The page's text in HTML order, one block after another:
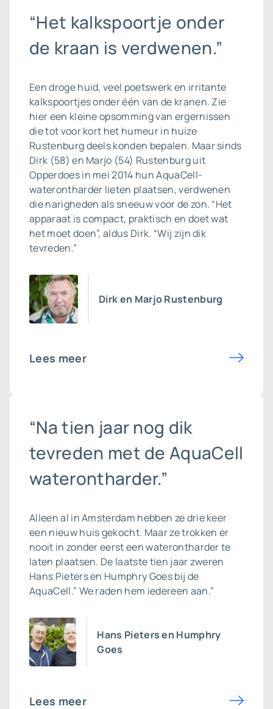
“Het kalkspoortje onder
de kraan is verdwenen.”
Een droge huid, veel poetswerk en irritante
kalkspoortjes onder één van de kranen. Zie
hier een kleine opsomming van ergernissen
die tot voor kort het humeur in huize
Rustenburg deels konden bepalen. Maar sinds
Dirk (58) en Marjo (54) Rustenburg uit
Opperdoes in mei 2014 hun AquaCell-
waterontharder lieten plaatsen, verdwenen
die narigheden als sneeuw voor de zon. “Het
apparaat is compact, praktisch en doet wat
het moet doen”, aldus Dirk. “Wij zijn dik
tevreden.”
Dirk en Marjo Rustenburg
Lees meer
“Na tien jaar nog dik
tevreden met de AquaCell
waterontharder.”
Alleen al in Amsterdam hebben ze drie keer
een nieuw huis gekocht. Maar ze trokken er
nooit in zonder eerst een waterontharder te
laten plaatsen. De laatste tien jaar zweren
Hans Pieters en Humphry Goes bij de
AquaCell.” We raden hem iedereen aan.”
Hans Pieters en Humphry
Goes
Lees meer